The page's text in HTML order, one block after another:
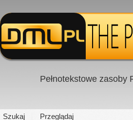
Pełnotekstowe
Szukaj Przeglądaj